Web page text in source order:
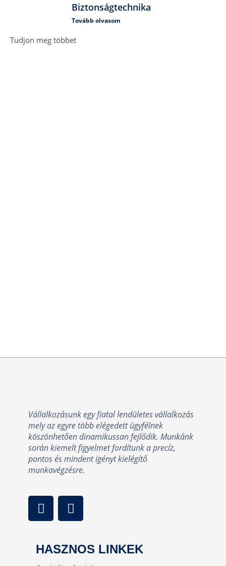
Biztonságtechnika
Tovább olvasom
Tudjon meg többet
Vállalkozásunk egy fiatal lendületes vállalkozás
mely az egyre több elégedett ügyfélnek
köszönhetően dinamikussan fejlődik. Munkánk
során kiemelt figyelmet fordítunk a precíz,
pontos és mindent igényt kielégítő
munkavégzésre.
HASZNOS LINKEK